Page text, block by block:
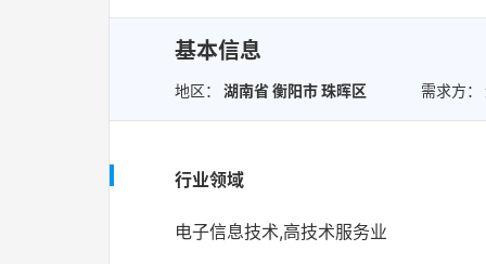
基本信息
地区： 湖南省 衡阳市 珠晖区 需求方：
行业领域
电子信息技术,高技术服务业